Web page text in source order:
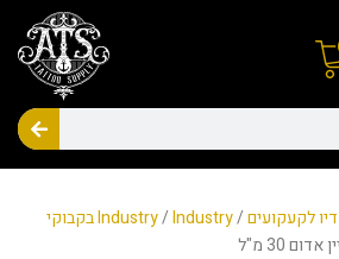
דיו לקעקועים/
Industry/
Industry בקבוקי